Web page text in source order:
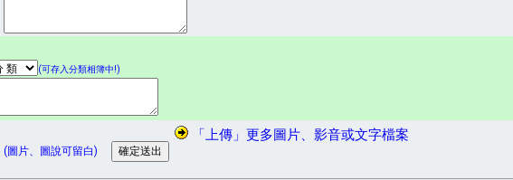
(可存入分類相簿中!)
「上傳」更多圖片、影音或文字檔案
(圖片、圖說可留白)